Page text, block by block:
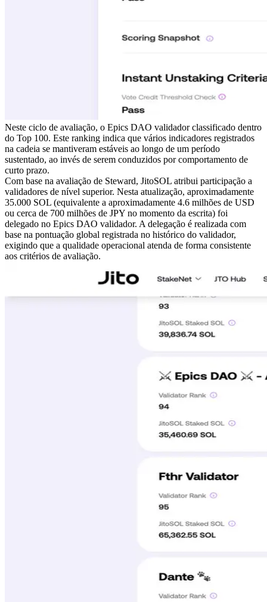
Neste ciclo de avaliação, o Epics DAO validador classificado dentro
do Top 100. Este ranking indica que vários indicadores registrados
na cadeia se mantiveram estáveis ao longo de um período
sustentado, ao invés de serem conduzidos por comportamento de
curto prazo.
Com base na avaliação de Steward, JitoSOL atribui participação a
validadores de nível superior. Nesta atualização, aproximadamente
35.000 SOL (equivalente a aproximadamente 4.6 milhões de USD
ou cerca de 700 milhões de JPY no momento da escrita) foi
delegado no Epics DAO validador. A delegação é realizada com
base na pontuação global registrada no histórico do validador,
exigindo que a qualidade operacional atenda de forma consistente
aos critérios de avaliação.